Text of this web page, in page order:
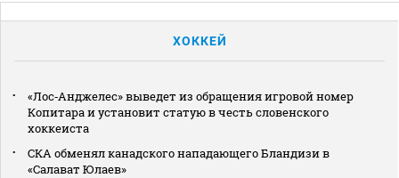
ХОККЕЙ
«Лос‑Анджелес» выведет из обращения игровой номер
Копитара и установит статую в честь словенского
хоккеиста
СКА обменял канадского нападающего Бландизи в
«Салават Юлаев»